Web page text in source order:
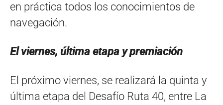
en práctica todos los conocimientos de
navegación.
El viernes, última etapa y premiación
El próximo viernes, se realizará la quinta y
última etapa del Desafío Ruta 40, entre La